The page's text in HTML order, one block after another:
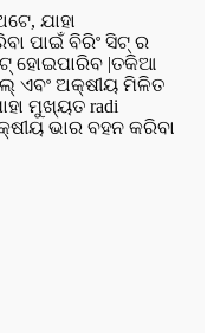
ଯାହା
ପାଇଁ ବିରିଂ ସିଟ୍ ର
ହୋଇପାରିବ |ତକିଆ
ଏବଂ ଅକ୍ଷୀୟ ମିଳିତ
ମୁଖ୍ୟତ radi
ଭାର ବହନ କରିବା